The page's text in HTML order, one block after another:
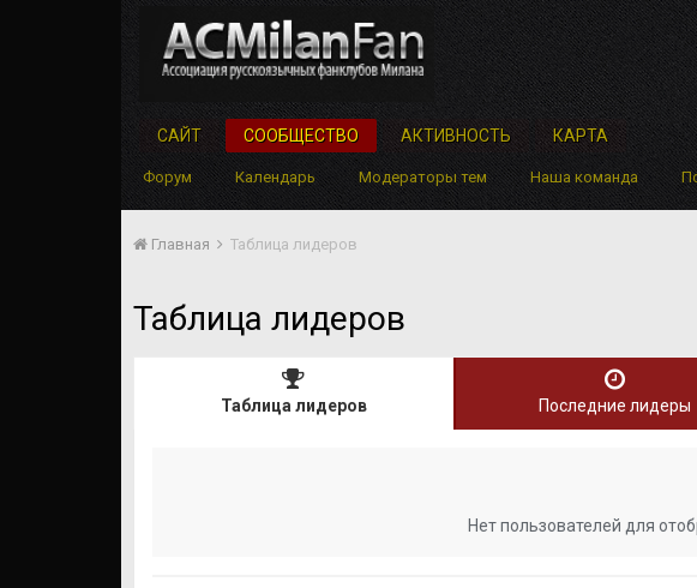
САЙТ СООБЩЕСТВО
Форум Календарь Модераторы тем Наша команда
АКТИВНОСТЬ КАРТА
Главная Таблица лидеров
Таблица лидеров
Таблица лидеров Последние лидеры
Нет пользователей для